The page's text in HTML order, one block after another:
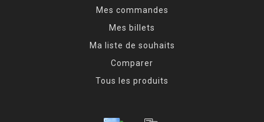
Mes commandes
Mes billets
Ma liste de souhaits
Comparer
Tous les produits